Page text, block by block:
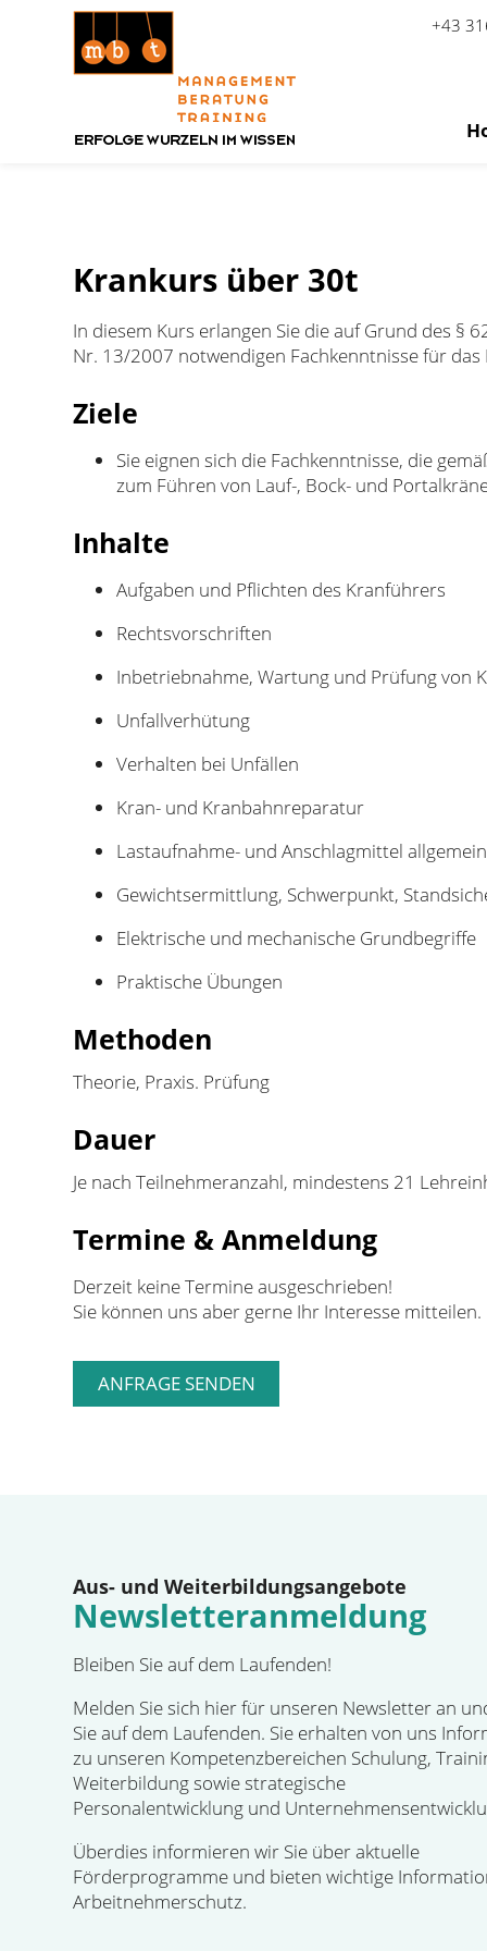
+43
Krankurs über 30t
In diesem Kurs erlangen Sie die auf Grund des §
Nr. 13/2007 notwendigen Fachkenntnisse für
Ziele
Sie eignen sich die Fachkenntnisse, die
zum Führen von Lauf-, Bock- und
Inhalte
Aufgaben und Pflichten des Kranführers
Rechtsvorschriften
Inbetriebnahme, Wartung und Prüfung von
Unfallverhütung
Verhalten bei Unfällen
Kran- und Kranbahnreparatur
Lastaufnahme- und Anschlagmittel allgemein
Gewichtsermittlung, Schwerpunkt,
Elektrische und mechanische Grundbegriffe
Praktische Übungen
Methoden
Theorie, Praxis. Prüfung
Dauer
Je nach Teilnehmeranzahl, mindestens 21
Termine & Anmeldung
Derzeit keine Termine ausgeschrieben!
Sie können uns aber gerne Ihr Interesse mitteilen.
Aus- und Weiterbildungsangebote
Newsletteranmeldung
Bleiben Sie auf dem Laufenden!
Melden Sie sich hier für unseren Newsletter an
Sie auf dem Laufenden. Sie erhalten von uns
zu unseren Kompetenzbereichen Schulung,
Weiterbildung sowie strategische
Personalentwicklung und
Überdies informieren wir Sie über aktuelle
Förderprogramme und bieten wichtige
Arbeitnehmerschutz.